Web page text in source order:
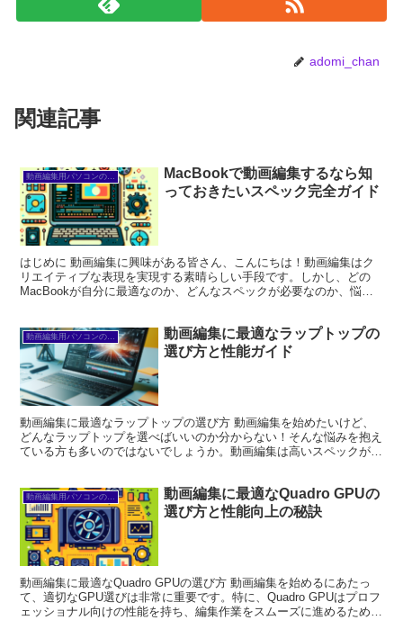
adomi_chan
関連記事
動画編集用パソコンの選び方
MacBookで動画編集するなら知
っておきたいスペック完全ガイド
はじめに 動画編集に興味がある皆さん、こんにちは！動画編集はク
リエイティブな表現を実現する素晴らしい手段です。しかし、どの
MacBookが自分に最適なのか、どんなスペックが必要なのか、悩む
動画編集用パソコンの選び方
動画編集に最適なラップトップの
選び方と性能ガイド
動画編集に最適なラップトップの選び方 動画編集を始めたいけど、
どんなラップトップを選べばいいのか分からない！そんな悩みを抱え
ている方も多いのではないでしょうか。動画編集は高いスペックが求
動画編集用パソコンの選び方
動画編集に最適なQuadro GPUの
選び方と性能向上の秘訣
動画編集に最適なQuadro GPUの選び方 動画編集を始めるにあたっ
て、適切なGPU選びは非常に重要です。特に、Quadro GPUはプロフ
ェッショナル向けの性能を持ち、編集作業をスムーズに進めるための